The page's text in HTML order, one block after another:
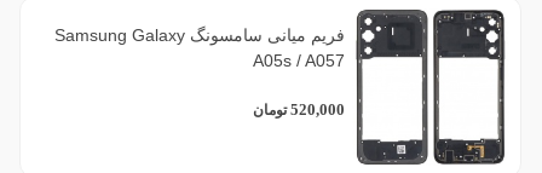
فریم میانی سامسونگ Samsung Galaxy
A05s / A057
520,000 تومان